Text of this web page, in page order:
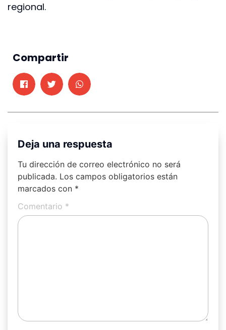
regional.
Compartir
Deja una respuesta
Tu dirección de correo electrónico no será
publicada. Los campos obligatorios están
marcados con *
Comentario *